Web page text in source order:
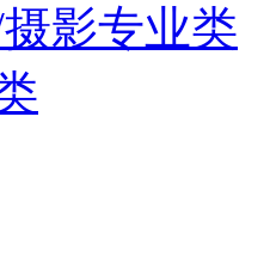
影专业类